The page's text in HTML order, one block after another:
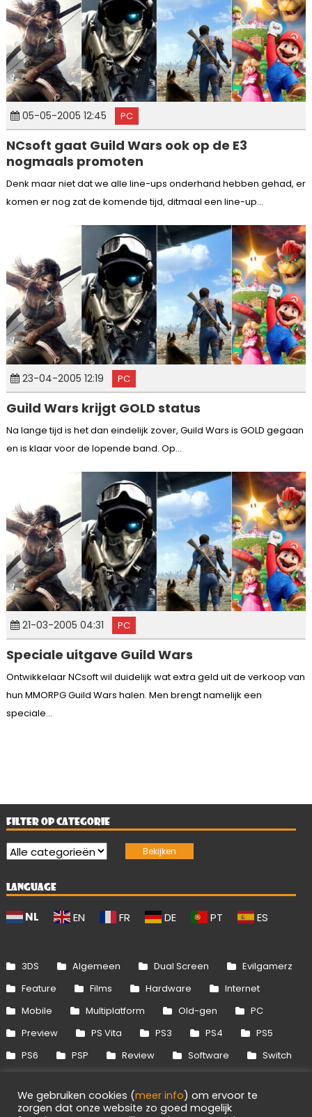
05-05-2005 12:45 PC
NCsoft gaat Guild Wars ook op de E3
nogmaals promoten
Denk maar niet dat we alle line-ups onderhand hebben gehad, er
komen er nog zat de komende tijd, ditmaal een line-up...
23-04-2005 12:19 PC
Guild Wars krijgt GOLD status
Na lange tijd is het dan eindelijk zover, Guild Wars is GOLD gegaan
en is klaar voor de lopende band. Op...
21-03-2005 04:31 PC
Speciale uitgave Guild Wars
Ontwikkelaar NCsoft wil duidelijk wat extra geld uit de verkoop van
hun MMORPG Guild Wars halen. Men brengt namelijk een
speciale...
FILTER OP CATEGORIE
LANGUAGE
NL EN FR DE PT ES
3DS Algemeen Dual Screen
Evilgamerz
Feature
Films Hardware
Internet
Mobile
Multiplatform Old-gen
PC
Preview
PS Vita PS3 PS4
PS5
PS6
PSP Review Software
Switch
Xbox 360
Xbox One Xbox Series
We gebruiken cookies (meer info) om ervoor te
zorgen dat onze website zo goed mogelijk